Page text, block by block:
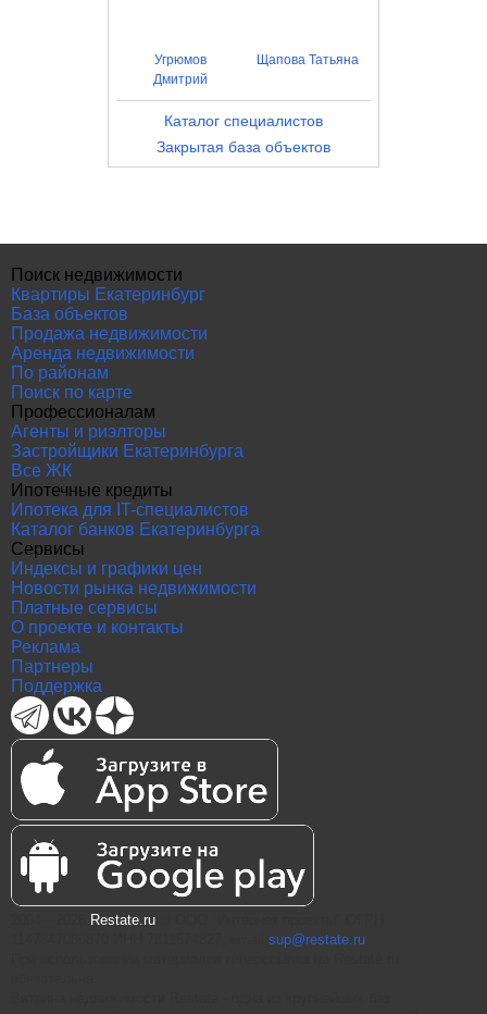
Угрюмов
Дмитрий
Щапова Татьяна
Каталог специалистов
Закрытая база объектов
Поиск недвижимости
Квартиры Екатеринбург
База объектов
Продажа недвижимости
Аренда недвижимости
По районам
Поиск по карте
Профессионалам
Агенты и риэлторы
Застройщики Екатеринбурга
Все ЖК
Ипотечные кредиты
Ипотека для IT-специалистов
Каталог банков Екатеринбурга
Сервисы
Индексы и графики цен
Новости рынка недвижимости
Платные сервисы
О проекте и контакты
Реклама
Партнеры
Поддержка
Restate.ru
sup@restate.ru